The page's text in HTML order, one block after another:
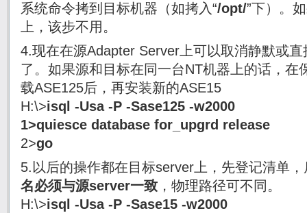
系统命令拷到目标机器（如拷入“/opt/”下）。
上，该步不用。
4.现在在源Adapter Server上可以取消静默或
了。如果源和目标在同一台NT机器上的话，在
载ASE125后，再安装新的ASE15
H:\>isql -Usa -P -Sase125 -w2000
1>quiesce database for_upgrd release
2>go
5.以后的操作都在目标server上，先登记清单
名必须与源server一致 ，物理路径可不同。
H:\>isql -Usa -P -Sase15 -w2000